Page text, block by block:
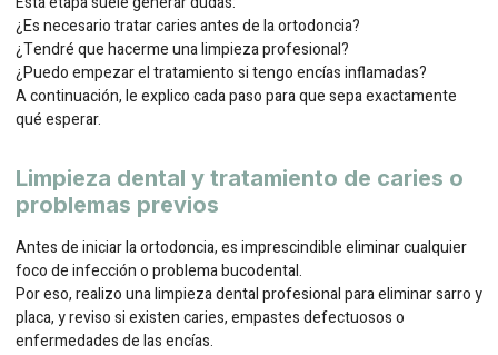
¿Es necesario tratar caries antes de la ortodoncia?
¿Tendré que hacerme una limpieza profesional?
¿Puedo empezar el tratamiento si tengo encías inflamadas?
A continuación, le explico cada paso para que sepa exactamente
qué esperar.
Limpieza dental y tratamiento de caries o
problemas previos
Antes de iniciar la ortodoncia, es imprescindible eliminar cualquier
foco de infección o problema bucodental.
Por eso, realizo una limpieza dental profesional para eliminar sarro y
placa, y reviso si existen caries, empastes defectuosos o
enfermedades de las encías.